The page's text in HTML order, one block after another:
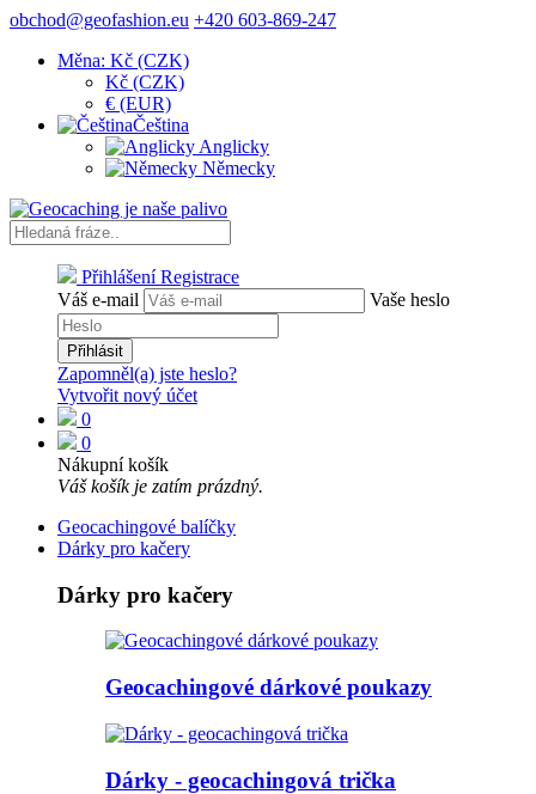
obchod@geofashion.eu +420 603-869-247
Měna: Kč (CZK)
Kč (CZK)
€ (EUR)
Čeština
Anglicky
Německy
Přihlášení Registrace
Váš e-mail
Vaše heslo
Přihlásit
Zapomněl(a) jste heslo?
Vytvořit nový účet
0
0
Nákupní košík
Váš košík je zatím prázdný.
Geocachingové balíčky
Dárky pro kačery
Dárky pro kačery
Geocachingové dárkové poukazy
Dárky - geocachingová trička